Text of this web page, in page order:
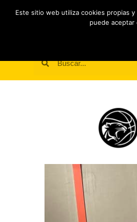
Este sitio web utiliza cookies propias
puede aceptar